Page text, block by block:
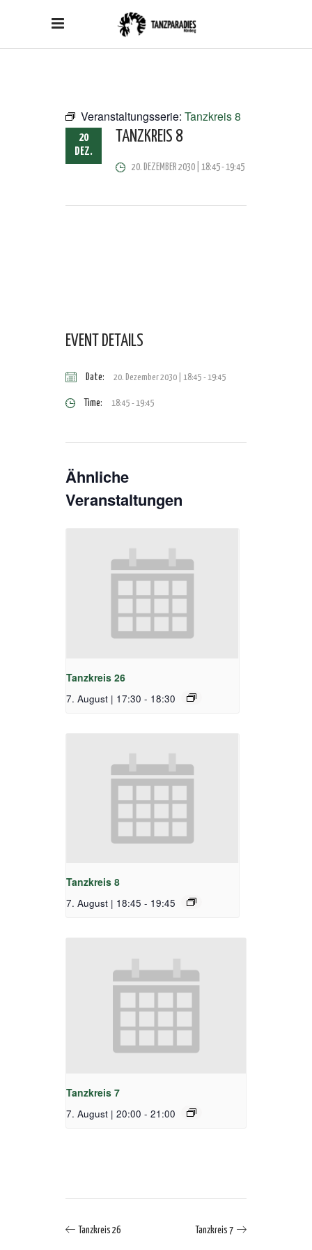
Veranstaltungsserie: Tanzkreis 8
20
DEZ.
TANZKREIS 8
20. DEZEMBER 2030 | 18:45-19:45
EVENT DETAILS
Date: 20. Dezember 2030 | 18:45 -19:45
Time: 18:45 - 19:45
Ähnliche
Veranstaltungen
Tanzkreis 26
7. August | 17:30 - 18:30
Tanzkreis 8
7. August | 18:45 - 19:45
Tanzkreis 7
7. August | 20:00 - 21:00
Tanzkreis 26 Tanzkreis 7